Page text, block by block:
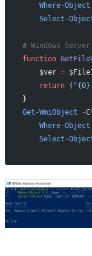
    Where-Object
Select-
# Windows Server
function
    $ver
=
    return
(
}
Get-WmiObject -
    Where-Object
Select-